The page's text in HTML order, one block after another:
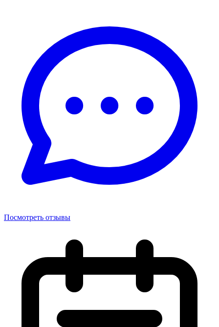
Посмотреть отзывы